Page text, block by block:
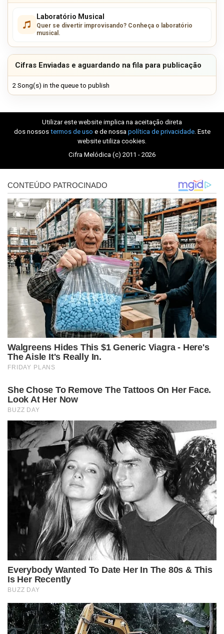
Laboratório Musical
Quer se divertir improvisando? Conheça o laboratório
musical.
Cifras Enviadas e aguardando na fila para publicação
2 Song(s) in the queue to publish
Utilizar este website implica na aceitação direta
dos nossos termos de uso e de nossa política de privacidade. Este
website utiliza cookies.
Cifra Melódica (c) 2011 - 2026